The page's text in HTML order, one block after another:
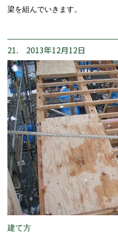
梁を組んでいきます。
21. 2013年12月12日
建て方